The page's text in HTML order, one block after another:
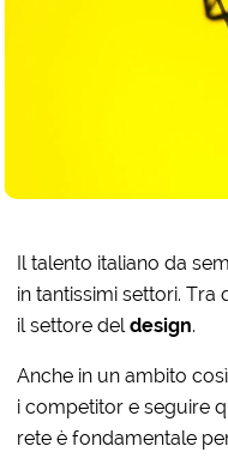
Il talento italiano da
in tantissimi settori.
il settore deldesign.
Anche in un ambito
i competitor e seguire
rete è fondamentale